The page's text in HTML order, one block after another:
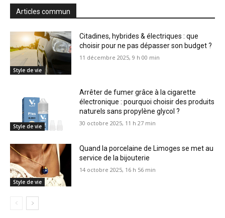
Articles commun
Style de vie
Citadines, hybrides & électriques : que
choisir pour ne pas dépasser son budget ?
11 décembre 2025, 9 h 00 min
Style de vie
Arrêter de fumer grâce à la cigarette
électronique : pourquoi choisir des produits
naturels sans propylène glycol ?
30 octobre 2025, 11 h 27 min
Style de vie
Quand la porcelaine de Limoges se met au
service de la bijouterie
14 octobre 2025, 16 h 56 min